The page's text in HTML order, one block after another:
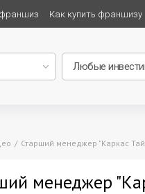
франшиз Как купить франшизу
Старший менеджер "Каркас
менеджер